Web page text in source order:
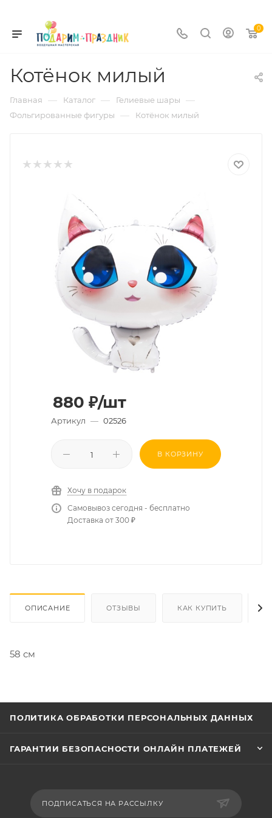
0
Котёнок милый
Главная — Каталог — Гелиевые шары —
Фольгированные фигуры — Котёнок милый
880 ₽/шт
Артикул — 02526
В КОРЗИНУ
Хочу в подарок
Самовывоз сегодня - бесплатно
Доставка от 300 ₽
ОПИСАНИЕ ОТЗЫВЫ КАК КУПИТЬ
58 см
ПОЛИТИКА ОБРАБОТКИ ПЕРСОНАЛЬНЫХ ДАННЫХ
ГАРАНТИИ БЕЗОПАСНОСТИ ОНЛАЙН ПЛАТЕЖЕЙ
ПОДПИСАТЬСЯ НА РАССЫЛКУ